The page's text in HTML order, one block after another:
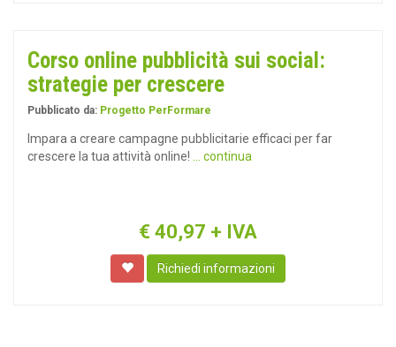
Corso online pubblicità sui social:
strategie per crescere
Pubblicato da: Progetto PerFormare
Impara a creare campagne pubblicitarie efficaci per far
crescere la tua attività online!
... continua
€ 40,97 + IVA
Richiedi informazioni